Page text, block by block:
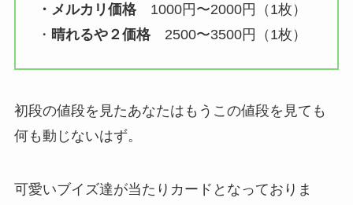
・メルカリ価格1000円〜2000円（1枚）
・ 晴れるや２価格2500〜3500円（1枚）
初段の値段を見たあなたはもうこの値段を見ても
何も動じないはず。
可愛いブイズ達が当たりカードとなっておりま